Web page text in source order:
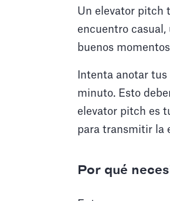
Un elevator pitch
encuentro casual,
buenos
Intenta anotar
minuto. Esto
elevator pitch es
para transmitir la
Por qué